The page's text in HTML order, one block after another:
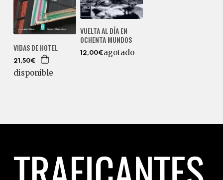
VIDAS DE HOTEL
21,50€
disponible
VUELTA AL DÍA EN
OCHENTA MUNDOS
12,00€agotado